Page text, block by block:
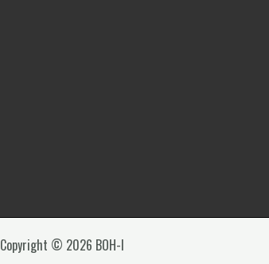
Copyright © 2026 BOH-I